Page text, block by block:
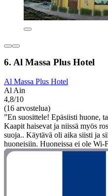
6. Al Massa Plus Hotel
Al Massa Plus Hotel
Al Ain
4,8/10
(16 arvostelua)
”En suosittele! Epäsiisti huone,
Kaapit haisevat ja niissä myös
suoja.. Käytävä oli aika siisti ja
huoneisiin. Huoneissa ei ole Wi-